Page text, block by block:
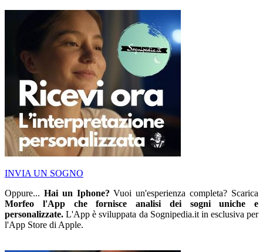
INVIA UN SOGNO
Oppure... Hai un Iphone? Vuoi un'esperienza completa? Scarica
Morfeo l'App che fornisce analisi dei sogni uniche e
personalizzate. L'App è sviluppata da Sognipedia.it in esclusiva per
l'App Store di Apple.